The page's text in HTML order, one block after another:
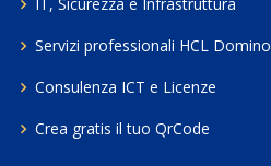
Servizi professionali HCL Domino
Consulenza ICT e Licenze
Crea gratis il tuo QrCode